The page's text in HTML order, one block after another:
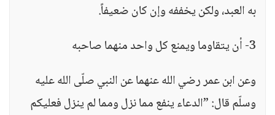
به العبد، ولكن يخففه وإن كان ضعيفاً.
3- أن يتقاوما ويمنع كل واحد منهما صاحبه
وعن ابن عمر رضي الله عنهما عن النبي صلّى الله عليه
وسلّم قال: ”الدعاء ينفع مما نزل ومما لم ينزل فعليكم